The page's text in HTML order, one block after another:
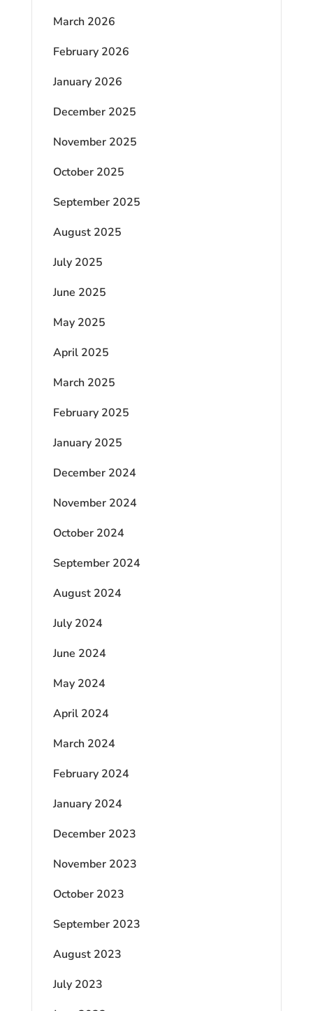
March 2026
February 2026
January 2026
December 2025
November 2025
October 2025
September 2025
August 2025
July 2025
June 2025
May 2025
April 2025
March 2025
February 2025
January 2025
December 2024
November 2024
October 2024
September 2024
August 2024
July 2024
June 2024
May 2024
April 2024
March 2024
February 2024
January 2024
December 2023
November 2023
October 2023
September 2023
August 2023
July 2023